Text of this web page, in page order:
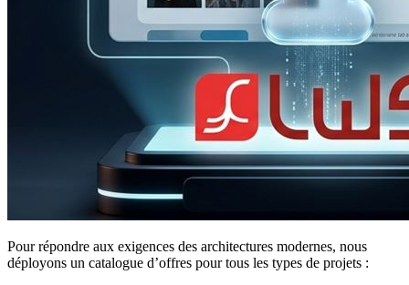
Pour répondre aux exigences des architectures modernes, nous
déployons un catalogue d’offres pour tous les types de projets :